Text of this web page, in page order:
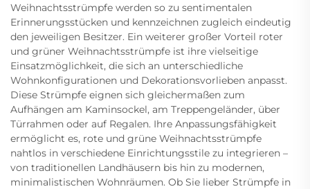
Weihnachtsstrümpfe werden so zu sentimentalen
Erinnerungsstücken und kennzeichnen zugleich eindeutig
den jeweiligen Besitzer. Ein weiterer großer Vorteil roter
und grüner Weihnachtsstrümpfe ist ihre vielseitige
Einsatzmöglichkeit, die sich an unterschiedliche
Wohnkonfigurationen und Dekorationsvorlieben anpasst.
Diese Strümpfe eignen sich gleichermaßen zum
Aufhängen am Kaminsockel, am Treppengeländer, über
Türrahmen oder auf Regalen. Ihre Anpassungsfähigkeit
ermöglicht es, rote und grüne Weihnachtsstrümpfe
nahtlos in verschiedene Einrichtungsstile zu integrieren –
von traditionellen Landhäusern bis hin zu modernen,
minimalistischen Wohnräumen. Ob Sie lieber Strümpfe in